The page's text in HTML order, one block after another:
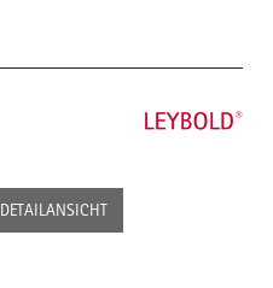
DETAILANSICHT